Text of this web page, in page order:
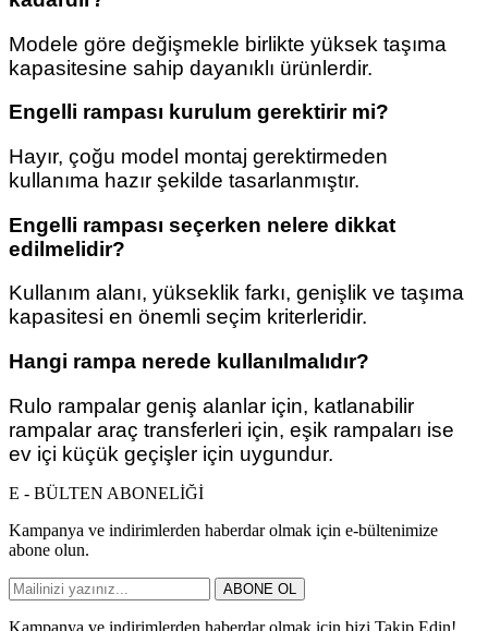
Modele göre değişmekle birlikte yüksek taşıma
kapasitesine sahip dayanıklı ürünlerdir.
Engelli rampası kurulum gerektirir mi?
Hayır, çoğu model montaj gerektirmeden
kullanıma hazır şekilde tasarlanmıştır.
Engelli rampası seçerken nelere dikkat
edilmelidir?
Kullanım alanı, yükseklik farkı, genişlik ve taşıma
kapasitesi en önemli seçim kriterleridir.
Hangi rampa nerede kullanılmalıdır?
Rulo rampalar geniş alanlar için, katlanabilir
rampalar araç transferleri için, eşik rampaları ise
ev içi küçük geçişler için uygundur.
E - BÜLTEN ABONELİĞİ
Kampanya ve indirimlerden haberdar olmak için e-bültenimize
abone olun.
ABONE OL
Kampanya ve indirimlerden haberdar olmak için bizi Takip Edin!